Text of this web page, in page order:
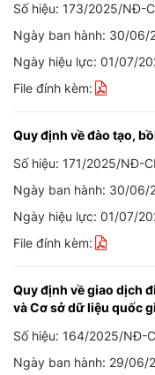
Số hiệu: 173/2025/NĐ-
Ngày ban hành: 30/06/
Ngày hiệu lực: 01/07/
File đính kèm:
Quy định về đào tạo,
Số hiệu: 171/2025/NĐ-
Ngày ban hành: 30/06/
Ngày hiệu lực: 01/07/
File đính kèm:
Quy định về giao dịch
và Cơ sở dữ liệu quốc
Số hiệu: 164/2025/NĐ-
Ngày ban hành: 29/06/